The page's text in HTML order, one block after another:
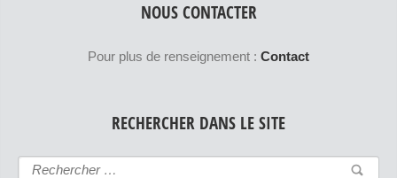
NOUS CONTACTER
Pour plus de renseignement : Contact
RECHERCHER DANS LE SITE